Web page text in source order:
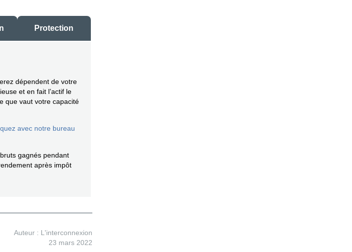
Protection
dépendent de votre
et en fait l’actif le
que vaut votre capacité
avec notre bureau
gagnés pendant
après impôt
Auteur : L'interconnexion
23 mars 2022